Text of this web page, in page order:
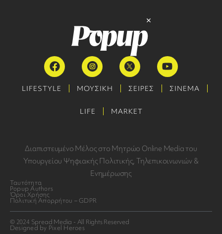
LIFESTYLE ΜΟΥΣΙΚΗ ΣΕΙΡΕΣ ΣΙΝΕΜΑ
LIFE MARKET
Διαπιστευμένο Μέλος στο Μητρώο Online Media του
Υπουργείου Ψηφιακής Πολιτικής, Τηλεπικοινωνιών &
Ενημέρωσης
Ταυτότητα
Popup Authors
Όροι Χρήσης
Πολιτική Απορρήτου – GDPR
© 2024 Spread Media - All Rights Reserved
Designed by Pixel Heroes